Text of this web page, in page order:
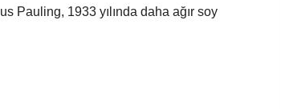
Pauling, 1933 yılında daha ağır soy